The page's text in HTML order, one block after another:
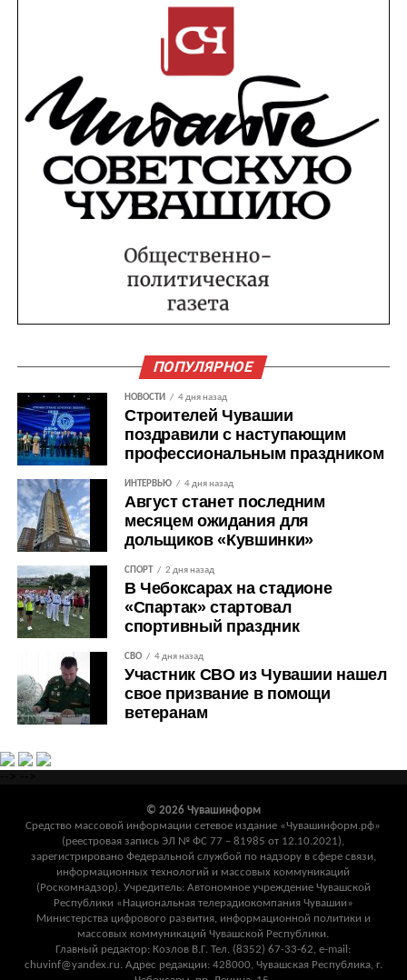
ПОПУЛЯРНОЕ
НОВОСТИ 4 дня назад
Строителей Чувашии
поздравили с наступающим
профессиональным праздником
ИНТЕРВЬЮ 4 дня назад
Август станет последним
месяцем ожидания для
дольщиков «Кувшинки»
СПОРТ 2 дня назад
В Чебоксарах на стадионе
«Спартак» стартовал
спортивный праздник
СВО 4 дня назад
Участник СВО из Чувашии нашел
свое призвание в помощи
ветеранам
© 2026 Чувашинформ
Средство массовой информации сетевое издание «Чувашинформ.рф»
(реестровая запись ЭЛ № ФС 77 – 81985 от 12.10.2021),
зарегистрировано Федеральной службой по надзору в сфере связи,
информационных технологий и массовых коммуникаций
(Роскомнадзор). Учредитель: Автономное учреждение Чувашской
Республики «Национальная телерадиокомпания Чувашии»
Министерства цифрового развития, информационной политики и
массовых коммуникаций Чувашской Республики.
Главный редактор: Козлов В.Г. Тел. (8352) 67-33-62, e-mail:
chuvinf@yandex.ru. Адрес редакции: 428000, Чувашская Республика, г.